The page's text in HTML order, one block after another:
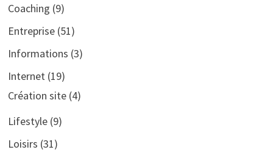
Coaching (9)
Entreprise(51)
Informations (3)
Internet(19)
Création site(4)
Lifestyle(9)
Loisirs (31)